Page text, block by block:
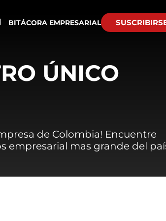
BITÁCORA EMPRESARIAL
ÚNICO
de Colombia! Encuentre
empresarial mas grande del